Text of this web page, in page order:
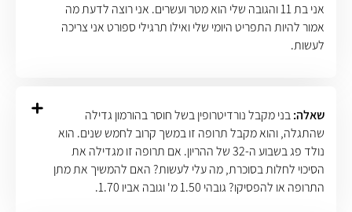
אני בת 11 והגובה שלי הוא מטר ועשרים. אני רוצה לדעת מה
אמור להיות התפריט היומי שלי ואילו תרגילי ספורט אני צריכה
לעשות.
שאלה:בני מקבל נורדיטרופין בשל חוסר בהורמון גדילה
שהתגלה, והוא מקבל תרופה זו במשך קרוב לחמש שנים. הוא
נולד פג בשבוע ה-32 של ההריון. אם תרופה זו מגדילה את
הסיכוי לחלות בסוכרת, מה עלי לעשות? האם להמשיך את מתן
התרופה או להפסיקו? גובהי 1.50 מ' וגובה אביו 1.70.